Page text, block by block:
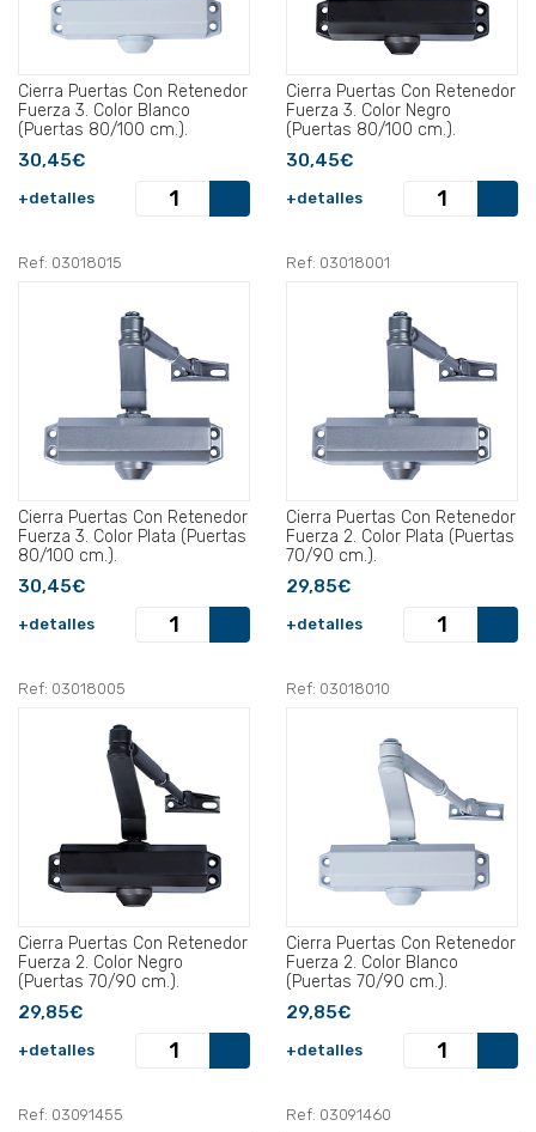
Cierra Puertas Con Retenedor
Fuerza 3. Color Blanco
(Puertas 80/100 cm.).
30,45€
+detalles
Cierra Puertas Con Retenedor
Fuerza 3. Color Negro
(Puertas 80/100 cm.).
30,45€
+detalles
Ref: 03018015
Cierra Puertas Con Retenedor
Fuerza 3. Color Plata (Puertas
80/100 cm.).
30,45€
+detalles
Ref: 03018001
Cierra Puertas Con Retenedor
Fuerza 2. Color Plata (Puertas
70/90 cm.).
29,85€
+detalles
Ref: 03018005
Cierra Puertas Con Retenedor
Fuerza 2. Color Negro
(Puertas 70/90 cm.).
29,85€
+detalles
Ref: 03018010
Cierra Puertas Con Retenedor
Fuerza 2. Color Blanco
(Puertas 70/90 cm.).
29,85€
+detalles
Ref: 03091455 Ref: 03091460